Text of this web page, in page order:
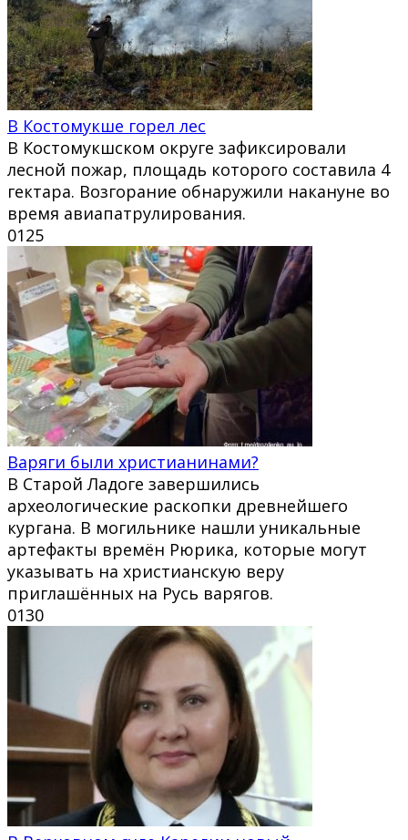
В Костомукше горел лес
В Костомукшском округе зафиксировали
лесной пожар, площадь которого составила 4
гектара. Возгорание обнаружили накануне во
время авиапатрулирования.
0125
Варяги были христианинами?
В Старой Ладоге завершились
археологические раскопки древнейшего
кургана. В могильнике нашли уникальные
артефакты времён Рюрика, которые могут
указывать на христианскую веру
приглашённых на Русь варягов.
0130